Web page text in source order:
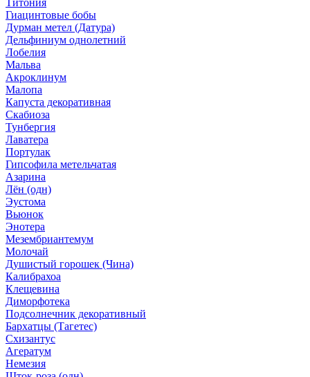
Титония
Гиацинтовые бобы
Дурман метел (Датура)
Дельфиниум однолетний
Лобелия
Мальва
Акроклинум
Малопа
Капуста декоративная
Скабиоза
Тунбергия
Лаватера
Портулак
Гипсофила метельчатая
Азарина
Лён (одн)
Эустома
Вьюнок
Энотера
Мезембриантемум
Молочай
Душистый горошек (Чина)
Калибрахоа
Клещевина
Диморфотека
Подсолнечник декоративный
Бархатцы (Тагетес)
Схизантус
Агератум
Немезия